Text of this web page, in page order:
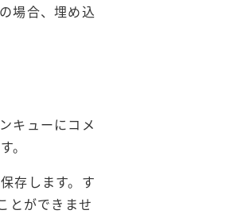
場合、埋め込
キューにコメ
。
存します。す
とができませ